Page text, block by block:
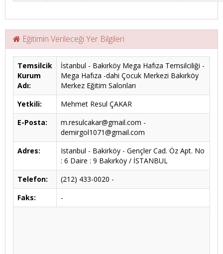
Eğitimin Verileceği Yer Bilgileri
Temsilcik
Kurum
Adı:
İstanbul - Bakırköy Mega Hafıza Temsilciliği -
Mega Hafıza -dahi Çocuk Merkezi Bakırköy
Merkez Eğitim Salonları
Yetkili:
Mehmet Resul ÇAKAR
E-Posta:
m.resulcakar@gmail.com -
demirgol1071@gmail.com
Adres:
Istanbul - Bakirköy - Gençler Cad. Öz Apt. No
: 6 Daire : 9 Bakırköy / İSTANBUL
Telefon:
(212) 433-0020 -
Faks:
-